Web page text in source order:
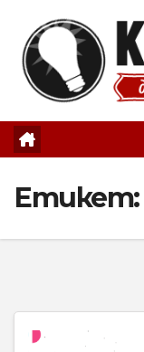
content
Етикет: